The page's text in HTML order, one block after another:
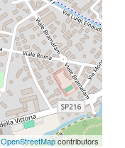
OpenStreetMapcontributors